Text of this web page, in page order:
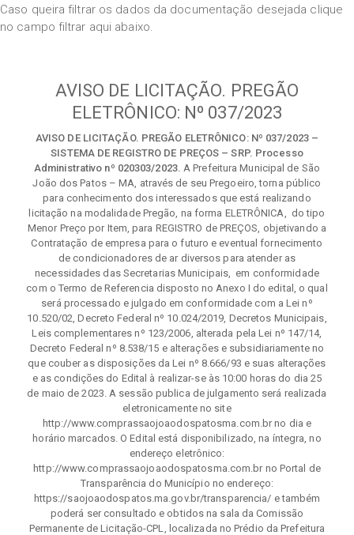
Caso queira filtrar os dados da documentação desejada clique
no campo filtrar aqui abaixo.
AVISO DE LICITAÇÃO. PREGÃO
ELETRÔNICO: Nº 037/2023
AVISO DE LICITAÇÃO. PREGÃO ELETRÔNICO: Nº 037/2023 –
SISTEMA DE REGISTRO DE PREÇOS – SRP. Processo
Administrativo nº 020303/2023.A Prefeitura Municipal de São
João dos Patos – MA, através de seu Pregoeiro, torna público
para conhecimento dos interessados que está realizando
licitação na modalidade Pregão, na forma ELETRÔNICA, do tipo
Menor Preço por Item, para REGISTRO de PREÇOS, objetivando a
Contratação de empresa para o futuro e eventual fornecimento
de condicionadores de ar diversos para atender as
necessidades das Secretarias Municipais, em conformidade
com o Termo de Referencia disposto no Anexo I do edital, o qual
será processado e julgado em conformidade com a Lei nº
10.520/02, Decreto Federal nº 10.024/2019, Decretos Municipais,
Leis complementares nº 123/2006, alterada pela Lei nº 147/14,
Decreto Federal nº 8.538/15 e alterações e subsidiariamente no
que couber as disposições da Lei nº 8.666/93 e suas alterações
e as condições do Edital à realizar-se às 10:00 horas do dia 25
de maio de 2023. A sessão publica de julgamento será realizada
eletronicamente no site
http://www.comprassaojoaodospatosma.com.br no dia e
horário marcados. O Edital está disponibilizado, na íntegra, no
endereço eletrônico:
http://www.comprassaojoaodospatosma.com.br no Portal de
Transparência do Município no endereço:
https://saojoaodospatos.ma.gov.br/transparencia/ e também
poderá ser consultado e obtidos na sala da Comissão
Permanente de Licitação-CPL, localizada no Prédio da Prefeitura